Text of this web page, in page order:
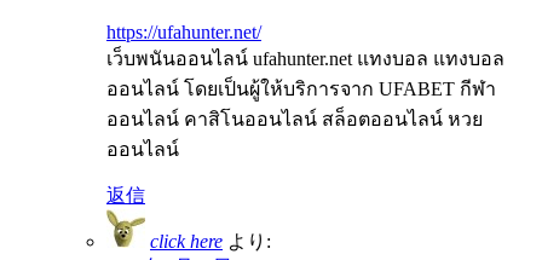
https://ufahunter.net/
เว็บพนันออนไลน์ ufahunter.net แทงบอล แทงบอล
ออนไลน์ โดยเป็นผู้ให้บริการจาก UFABET กีฬา
ออนไลน์ คาสิโนออนไลน์ สล็อตออนไลน์ หวย
ออนไลน์
返信
click here より: